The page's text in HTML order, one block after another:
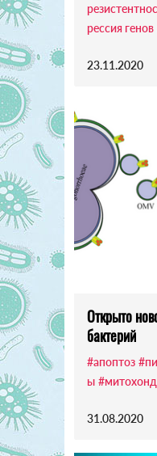
рессия генов
23.11.2020
Открыто
бактерий
#апоптоз
ы
31.08.2020